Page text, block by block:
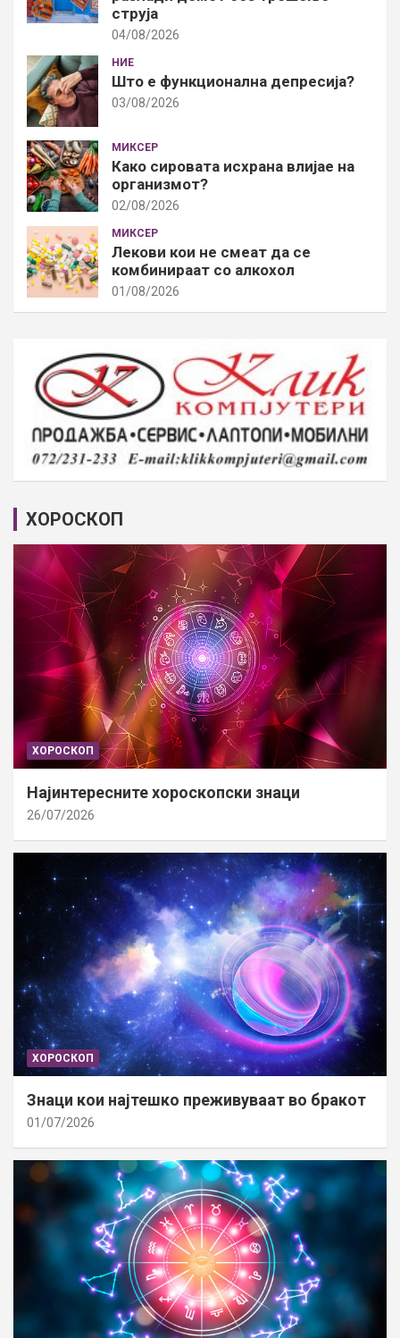
струја
04/08/2026
НИЕ
Што е функционална депресија?
03/08/2026
МИКСЕР
Како сировата исхрана влијае на
организмот?
02/08/2026
МИКСЕР
Лекови кои не смеат да се
комбинираат со алкохол
01/08/2026
ХОРОСКОП
ХОРОСКОП
Најинтересните хороскопски знаци
26/07/2026
ХОРОСКОП
Знаци кои најтешко преживуваат во бракот
01/07/2026